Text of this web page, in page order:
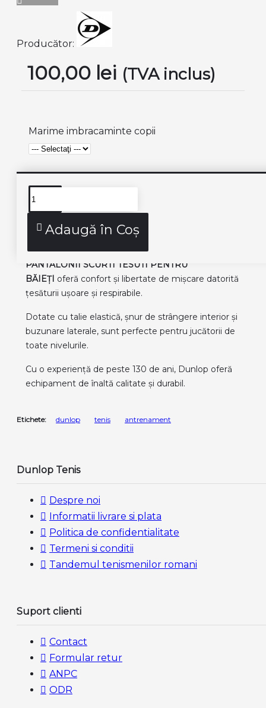
Producător:
100,00 lei (TVA inclus)
Marime imbracaminte copii
Adaugă în Coş
Descriere produs
PANTALONII SCURTI TESUTI PENTRU
BĂIEȚI oferă confort și libertate de mișcare datorită
țesăturii ușoare și respirabile.
Dotate cu talie elastică, șnur de strângere interior și
buzunare laterale, sunt perfecte pentru jucătorii de
toate nivelurile.
Cu o experiență de peste 130 de ani, Dunlop oferă
echipament de înaltă calitate și durabil.
Etichete: dunlop tenis antrenament
Dunlop Tenis
Despre noi
Informatii livrare si plata
Politica de confidentialitate
Termeni si conditii
Tandemul tenismenilor romani
Suport clienti
Contact
Formular retur
ANPC
ODR